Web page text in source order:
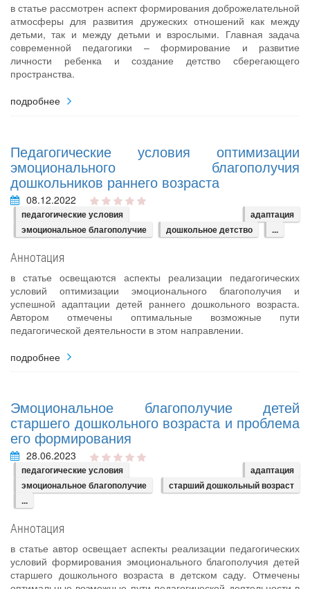
в статье рассмотрен аспект формирования доброжелательной
атмосферы для развития дружеских отношений как между
детьми, так и между детьми и взрослыми. Главная задача
современной педагогики – формирование и развитие
личности ребенка и создание детство сберегающего
пространства.
подробнее
Педагогические условия оптимизации
эмоционального благополучия
дошкольников раннего возраста
08.12.2022
педагогические условия
адаптация
эмоциональное благополучие
дошкольное детство ...
Аннотация
в статье освещаются аспекты реализации педагогических
условий оптимизации эмоционального благополучия и
успешной адаптации детей раннего дошкольного возраста.
Автором отмечены оптимальные возможные пути
педагогической деятельности в этом направлении.
подробнее
Эмоциональное благополучие детей
старшего дошкольного возраста и проблема
его формирования
28.06.2023
педагогические условия
адаптация
эмоциональное благополучие
старший дошкольный возраст
...
Аннотация
в статье автор освещает аспекты реализации педагогических
условий формирования эмоционального благополучия детей
старшего дошкольного возраста в детском саду. Отмечены